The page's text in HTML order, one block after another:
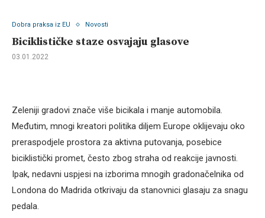
Dobra praksa iz EU Novosti
Biciklističke staze osvajaju glasove
03.01.2022
Zeleniji gradovi znače više bicikala i manje automobila.
Međutim, mnogi kreatori politika diljem Europe oklijevaju oko
preraspodjele prostora za aktivna putovanja, posebice
biciklistički promet, često zbog straha od reakcije javnosti.
Ipak, nedavni uspjesi na izborima mnogih gradonačelnika od
Londona do Madrida otkrivaju da stanovnici glasaju za snagu
pedala.